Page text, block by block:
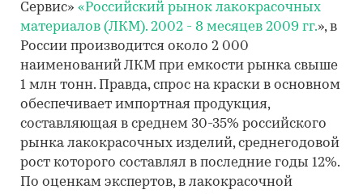
Сервис» «Российский рынок лакокрасочных
материалов (ЛКМ). 2002 - 8 месяцев 2009 гг.», в
России производится около 2 000
наименований ЛКМ при емкости рынка свыше
1 млн тонн. Правда, спрос на краски в основном
обеспечивает импортная продукция,
составляющая в среднем 30-35% российского
рынка лакокрасочных изделий, среднегодовой
рост которого составлял в последние годы 12%.
По оценкам экспертов, в лакокрасочной